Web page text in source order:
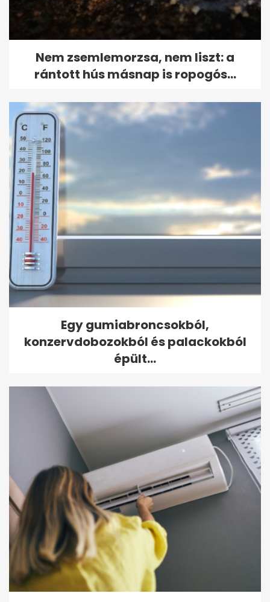
Nem zsemlemorzsa, nem liszt: a
rántott hús másnap is ropogós...
Egy gumiabroncsokból,
konzervdobozokból és palackokból
épült...